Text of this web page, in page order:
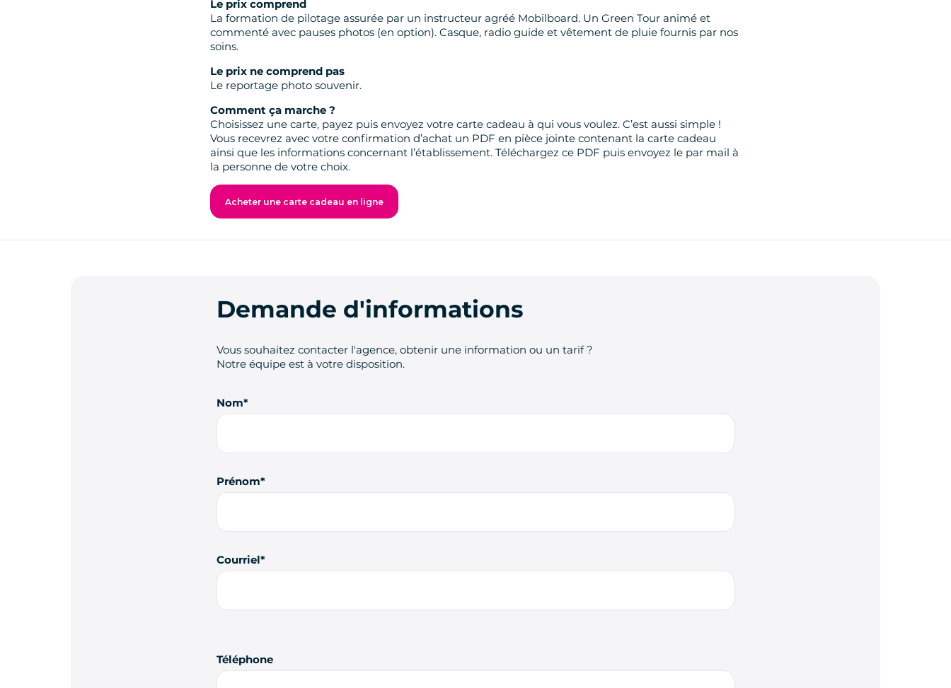
Le prix comprend
La formation de pilotage assurée par un instructeur agréé Mobilboard. Un Green Tour animé et
commenté avec pauses photos (en option). Casque, radio guide et vêtement de pluie fournis par nos
soins.
Le prix ne comprend pas
Le reportage photo souvenir.
Comment ça marche ?
Choisissez une carte, payez puis envoyez votre carte cadeau à qui vous voulez. C’est aussi simple !
Vous recevrez avec votre confirmation d’achat un PDF en pièce jointe contenant la carte cadeau
ainsi que les informations concernant l’établissement. Téléchargez ce PDF puis envoyez le par mail à
la personne de votre choix.
Acheter une carte cadeau en ligne
Demande d'informations
Vous souhaitez contacter l'agence, obtenir une information ou un tarif ?
Notre équipe est à votre disposition.
Nom
Prénom
Courriel
Téléphone